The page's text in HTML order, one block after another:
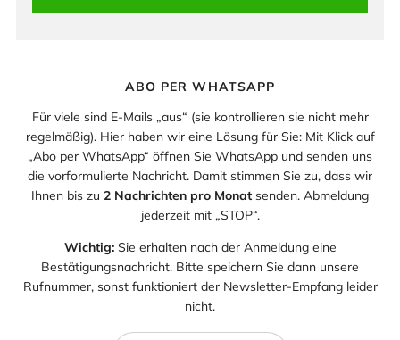
ABO PER WHATSAPP
Für viele sind E-Mails „aus“ (sie kontrollieren sie nicht mehr
regelmäßig). Hier haben wir eine Lösung für Sie: Mit Klick auf
„Abo per WhatsApp“ öffnen Sie WhatsApp und senden uns
die vorformulierte Nachricht. Damit stimmen Sie zu, dass wir
Ihnen bis zu 2 Nachrichten pro Monat senden. Abmeldung
jederzeit mit „STOP“.
Wichtig:Sie erhalten nach der Anmeldung eine
Bestätigungsnachricht. Bitte speichern Sie dann unsere
Rufnummer, sonst funktioniert der Newsletter-Empfang leider
nicht.